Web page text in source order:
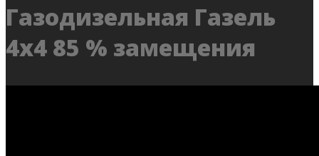
Газодизельная Газель
4х4 85 % замещения